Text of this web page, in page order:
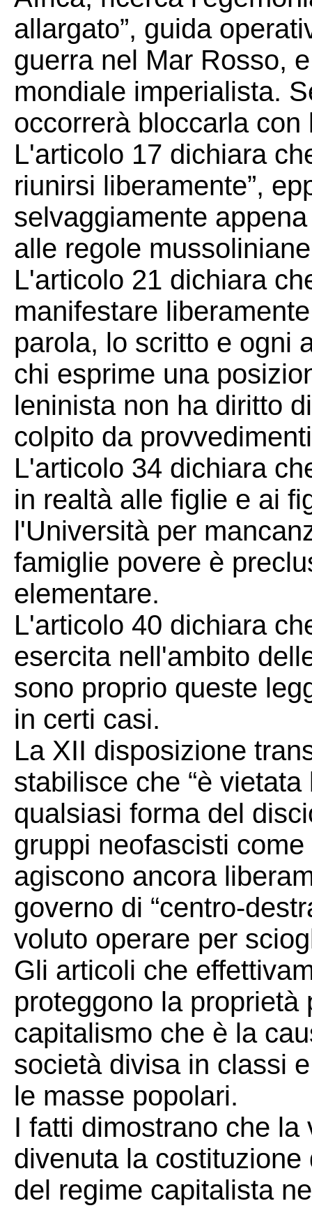
allargato”, guida
guerra nel Mar Rosso,
mondiale imperialista.
occorrerà bloccarla con
L'articolo 17 dichiara
riunirsi liberamente”,
selvaggiamente
alle regole
L'articolo 21 dichiara
manifestare
parola, lo scritto e ogni
chi esprime una
leninista non ha diritto
colpito da
L'articolo 34 dichiara
in realtà alle figlie e ai
l'Università per
famiglie povere è
elementare.
L'articolo 40 dichiara
esercita nell'ambito
sono proprio queste
in certi casi.
La XII disposizione
stabilisce che “è
qualsiasi forma del
gruppi neofascisti
agiscono ancora
governo di “centro-
voluto operare per
Gli articoli che
proteggono la
capitalismo che è la
società divisa in classi
le masse popolari.
I fatti dimostrano che
divenuta la
del regime capitalista